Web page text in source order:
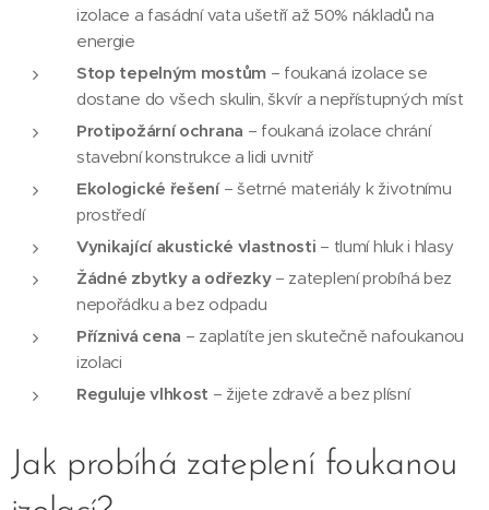
izolace a fasádní vata ušetří až 50% nákladů na
energie
Stop tepelným mostům– foukaná izolace se
dostane do všech skulin, škvír a nepřístupných míst
Protipožární ochrana – foukaná izolace chrání
stavební konstrukce a lidi uvnitř
Ekologické řešení– šetrné materiály k životnímu
prostředí
Vynikající akustické vlastnosti – tlumí hluk i hlasy
Žádné zbytky a odřezky– zateplení probíhá bez
nepořádku a bez odpadu
Příznivá cena – zaplatíte jen skutečně nafoukanou
izolaci
Reguluje vlhkost – žijete zdravě a bez plísní
Jak probíhá zateplení foukanou